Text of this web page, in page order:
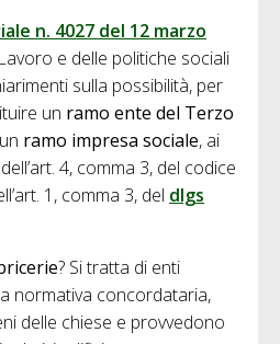
n. 4027 del 12 marzo
e delle politiche sociali
sulla possibilità, per
un ramo ente del Terzo
ramo impresa sociale, ai
4, comma 3, del codice
1, comma 3, del dlgs
? Si tratta di enti
normativa concordataria,
delle chiese e provvedono